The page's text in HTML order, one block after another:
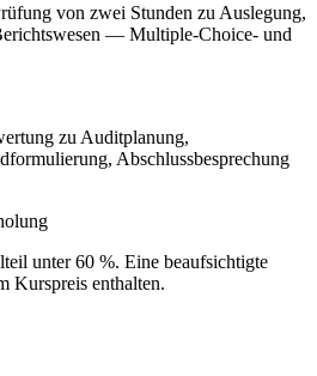
von zwei Stunden zu Auslegung,
— Multiple-Choice- und
zu Auditplanung,
Abschlussbesprechung
unter 60 %. Eine beaufsichtigte
Kurspreis enthalten.